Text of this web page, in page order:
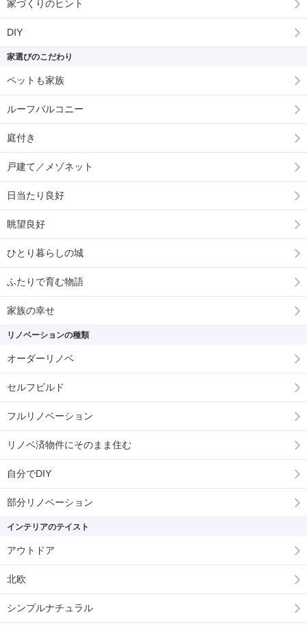
家づくりのヒント
DIY
家選びのこだわり
ペットも家族
ルーフバルコニー
庭付き
戸建て／メゾネット
日当たり良好
眺望良好
ひとり暮らしの城
ふたりで育む物語
家族の幸せ
リノベーションの種類
オーダーリノベ
セルフビルド
フルリノベーション
リノベ済物件にそのまま住む
自分でDIY
部分リノベーション
インテリアのテイスト
アウトドア
北欧
シンプルナチュラル